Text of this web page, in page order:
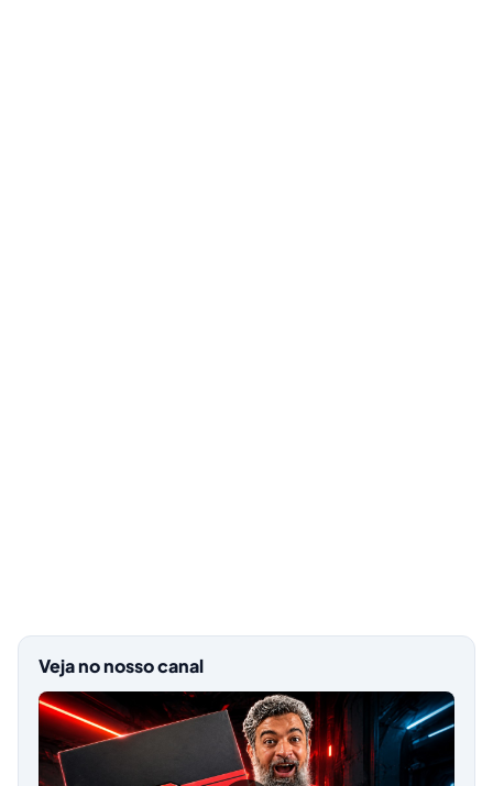
Veja no nosso canal